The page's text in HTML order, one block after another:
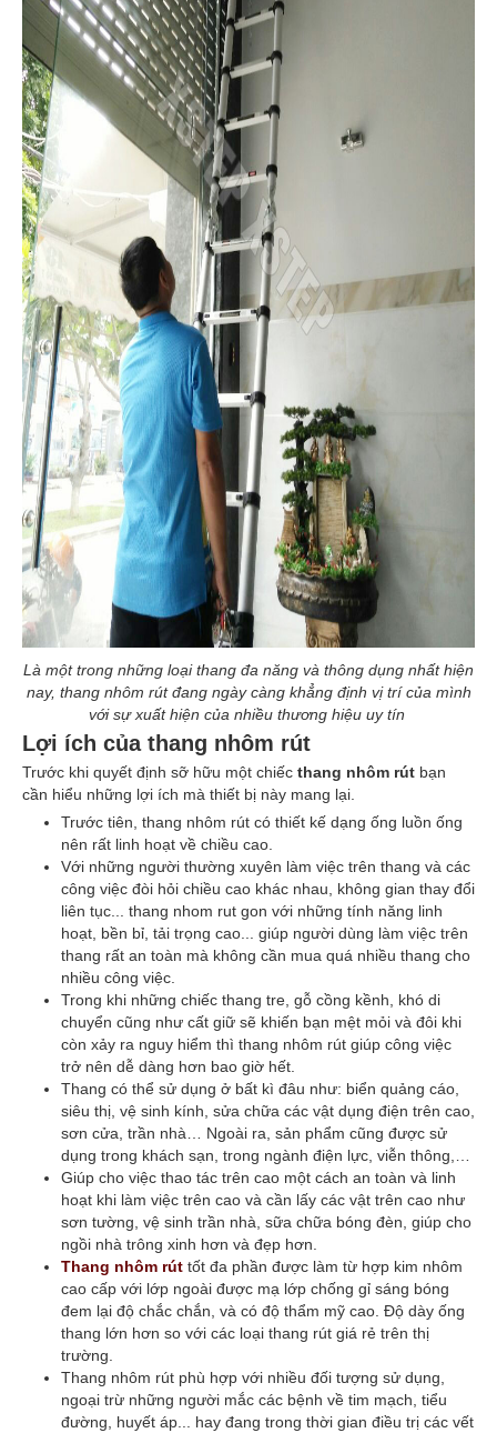
Là một trong những loại thang đa năng và thông dụng nhất hiện
nay, thang nhôm rút đang ngày càng khẳng định vị trí của mình
với sự xuất hiện của nhiều thương hiệu uy tín
Lợi ích của thang nhôm rút
Trước khi quyết định sỡ hữu một chiếc thang nhôm rút bạn
cần hiểu những lợi ích mà thiết bị này mang lại.
Trước tiên, thang nhôm rút có thiết kế dạng ống luồn ống
nên rất linh hoạt về chiều cao.
Với những người thường xuyên làm việc trên thang và các
công việc đòi hỏi chiều cao khác nhau, không gian thay đổi
liên tục... thang nhom rut gon với những tính năng linh
hoạt, bền bỉ, tải trọng cao... giúp người dùng làm việc trên
thang rất an toàn mà không cần mua quá nhiều thang cho
nhiều công việc.
Trong khi những chiếc thang tre, gỗ cồng kềnh, khó di
chuyển cũng như cất giữ sẽ khiến bạn mệt mỏi và đôi khi
còn xảy ra nguy hiểm thì thang nhôm rút giúp công việc
trở nên dễ dàng hơn bao giờ hết.
Thang có thể sử dụng ở bất kì đâu như: biển quảng cáo,
siêu thị, vệ sinh kính, sửa chữa các vật dụng điện trên cao,
sơn cửa, trần nhà… Ngoài ra, sản phẩm cũng được sử
dụng trong khách sạn, trong ngành điện lực, viễn thông,…
Giúp cho việc thao tác trên cao một cách an toàn và linh
hoạt khi làm việc trên cao và cần lấy các vật trên cao như
sơn tường, vệ sinh trần nhà, sữa chữa bóng đèn, giúp cho
ngồi nhà trông xinh hơn và đẹp hơn.
Thang nhôm rút tốt đa phần được làm từ hợp kim nhôm
cao cấp với lớp ngoài được mạ lớp chống gỉ sáng bóng
đem lại độ chắc chắn, và có độ thẩm mỹ cao. Độ dày ống
thang lớn hơn so với các loại thang rút giá rẻ trên thị
trường.
Thang nhôm rút phù hợp với nhiều đối tượng sử dụng,
ngoại trừ những người mắc các bệnh về tim mạch, tiểu
đường, huyết áp... hay đang trong thời gian điều trị các vết